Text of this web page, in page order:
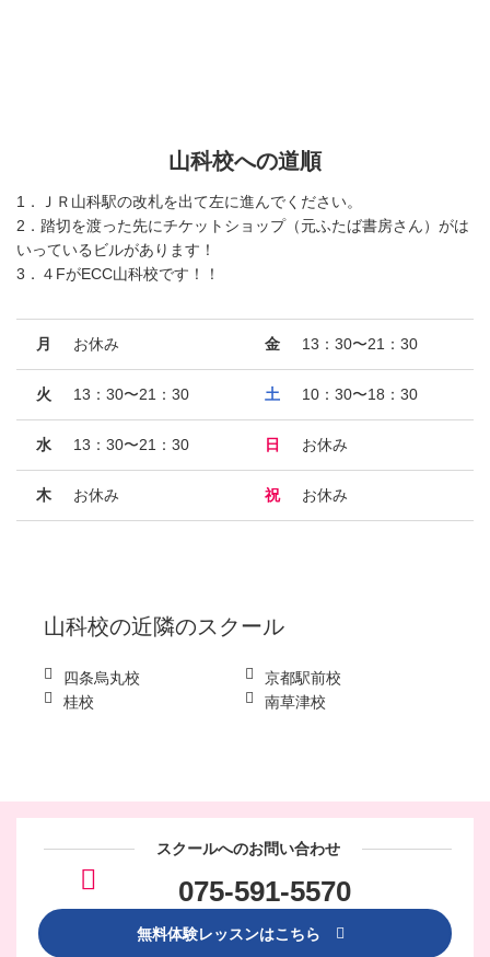
山科校への道順
1．ＪＲ山科駅の改札を出て左に進んでください。
2．踏切を渡った先にチケットショップ（元ふたば書房さん）がは
いっているビルがあります！
3．４FがECC山科校です！！
月 お休み
火 13：30〜21：30
水 13：30〜21：30
木 お休み
金 13：30〜21：30
土 10：30〜18：30
日 お休み
祝 お休み
山科校の近隣のスクール
四条烏丸校
京都駅前校
桂校
南草津校
スクールへのお問い合わせ
075-591-5570
無料体験レッスンはこちら